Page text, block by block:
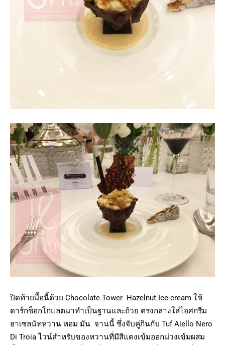
ปิดท้ายมื้อนี้ด้วย Chocolate Tower Hazelnut Ice-cream ใช้
ดาร์กช็อกโกแลตมาทำเป็นฐานและถ้วย ตรงกลางใส่ไอศกรีม
ฮาเซลนัทหวาน หอม มัน จานนี้ ซึ่งจับคู่กินกับ Tuf Aiello Nero
Di Troia ไวน์สำหรับของหวานที่มีสีแดงเข้มออกม่วงเข้มผสม